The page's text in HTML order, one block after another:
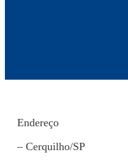
Endereço
– Cerquilho/SP